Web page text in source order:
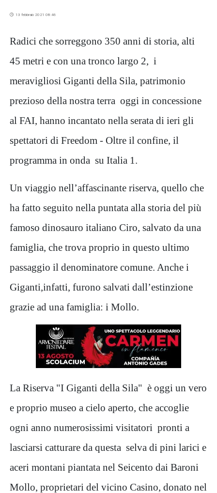
13 febbraio 2021 08:46
Radici che sorreggono 350 anni di storia, alti
45 metri e con una tronco largo 2, i
meravigliosi Giganti della Sila, patrimonio
prezioso della nostra terra oggi in concessione
al FAI, hanno incantato nella serata di ieri gli
spettatori di Freedom - Oltre il confine, il
programma in onda su Italia 1.
Un viaggio nell’affascinante riserva, quello che
ha fatto seguito nella puntata alla storia del più
famoso dinosauro italiano Ciro, salvato da una
famiglia, che trova proprio in questo ultimo
passaggio il denominatore comune. Anche i
Giganti,infatti, furono salvati dall’estinzione
grazie ad una famiglia: i Mollo.
La Riserva "I Giganti della Sila" è oggi un vero
e proprio museo a cielo aperto, che accoglie
ogni anno numerosissimi visitatori pronti a
lasciarsi catturare da questa selva di pini larici e
aceri montani piantata nel Seicento dai Baroni
Mollo, proprietari del vicino Casino, donato nel